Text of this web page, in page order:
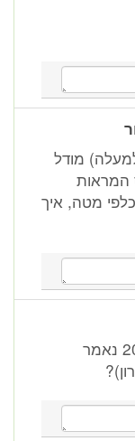
מודל
המראות
כלפי מטה, איך
בכמה מוכרים ביואיק לוצרן שנת 2008 נאמר